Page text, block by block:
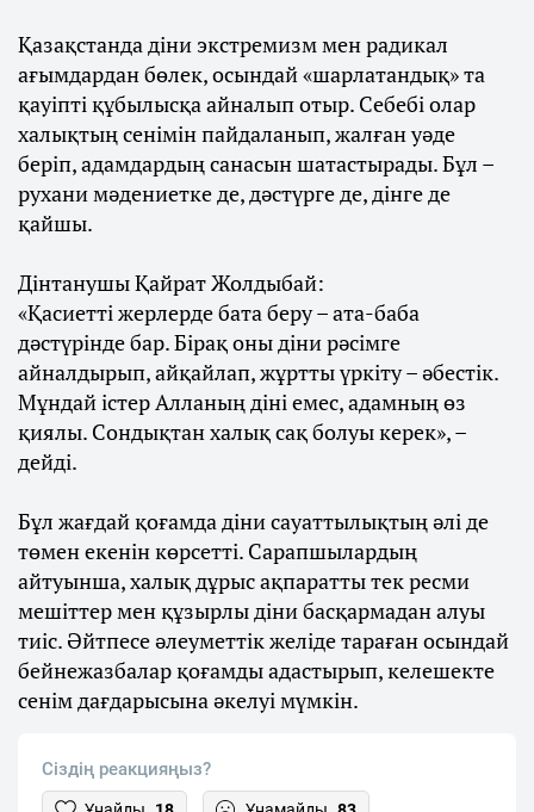
Қазақстанда діни экстремизм мен радикал
ағымдардан бөлек, осындай «шарлатандық» та
қауіпті құбылысқа айналып отыр. Себебі олар
халықтың сенімін пайдаланып, жалған уәде
беріп, адамдардың санасын шатастырады. Бұл –
рухани мәдениетке де, дәстүрге де, дінге де
қайшы.
Дінтанушы Қайрат Жолдыбай:
«Қасиетті жерлерде бата беру – ата-баба
дәстүрінде бар. Бірақ оны діни рәсімге
айналдырып, айқайлап, жұртты үркіту – әбестік.
Мұндай істер Алланың діні емес, адамның өз
қиялы. Сондықтан халық сақ болуы керек», –
дейді.
Бұл жағдай қоғамда діни сауаттылықтың әлі де
төмен екенін көрсетті. Сарапшылардың
айтуынша, халық дұрыс ақпаратты тек ресми
мешіттер мен құзырлы діни басқармадан алуы
тиіс. Әйтпесе әлеуметтік желіде тараған осындай
бейнежазбалар қоғамды адастырып, келешекте
сенім дағдарысына әкелуі мүмкін.
Сіздің реакцияңыз?